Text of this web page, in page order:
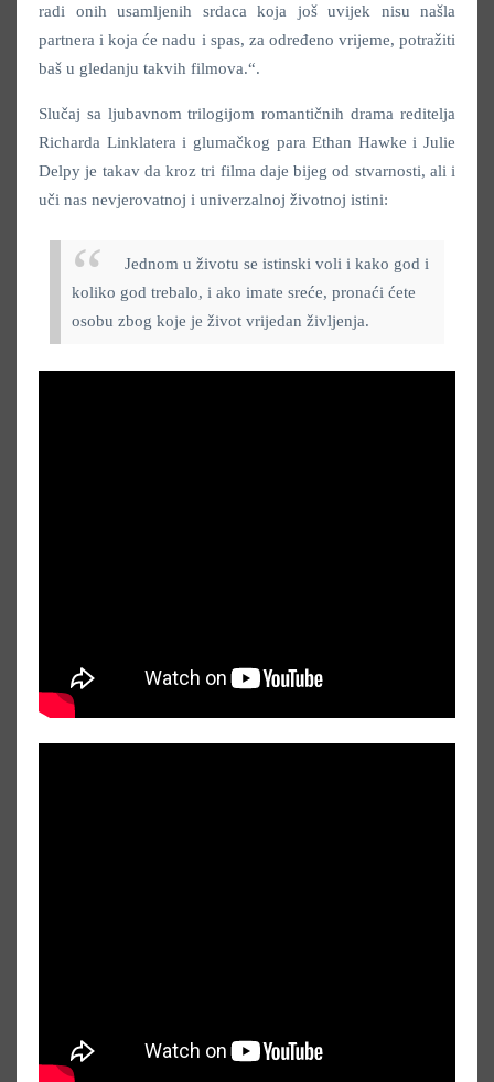
radi onih usamljenih srdaca koja još uvijek nisu našla
partnera i koja će nadu i spas, za određeno vrijeme, potražiti
baš u gledanju takvih filmova.“.
Slučaj sa ljubavnom trilogijom romantičnih drama reditelja
Richarda Linklatera i glumačkog para Ethan Hawke i Julie
Delpy je takav da kroz tri filma daje bijeg od stvarnosti, ali i
uči nas nevjerovatnoj i univerzalnoj životnoj istini:
Jednom u životu se istinski voli i kako god i
koliko god trebalo, i ako imate sreće, pronaći ćete
osobu zbog koje je život vrijedan življenja.